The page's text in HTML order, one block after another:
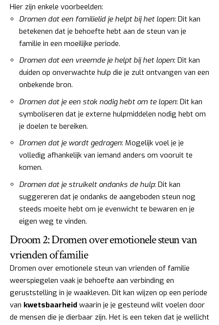
Hier zijn enkele voorbeelden:
Dromen dat een familielid je helpt bij het lopen: Dit kan
betekenen dat je behoefte hebt aan de steun van je
familie in een moeilijke periode.
Dromen dat een vreemde je helpt bij het lopen: Dit kan
duiden op onverwachte hulp die je zult ontvangen van een
onbekende bron.
Dromen dat je een stok nodig hebt om te lopen: Dit kan
symboliseren dat je externe hulpmiddelen nodig hebt om
je doelen te bereiken.
Dromen dat je wordt gedragen: Mogelijk voel je je
volledig afhankelijk van iemand anders om vooruit te
komen.
Dromen dat je struikelt ondanks de hulp: Dit kan
suggereren dat je ondanks de aangeboden steun nog
steeds moeite hebt om je evenwicht te bewaren en je
eigen weg te vinden.
Droom 2: Dromen over emotionele steun van
vrienden of familie
Dromen over emotionele steun van vrienden of familie
weerspiegelen vaak je behoefte aan verbinding en
geruststelling in je waakleven. Dit kan wijzen op een periode
van kwetsbaarheid waarin je je gesteund wilt voelen door
de mensen die je dierbaar zijn. Het is een teken dat je wellicht